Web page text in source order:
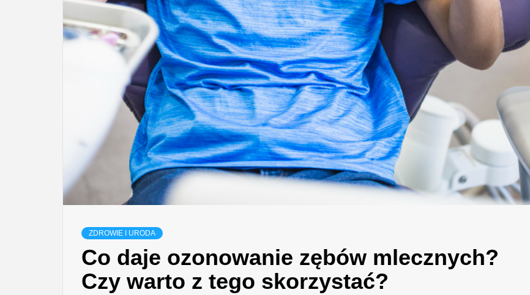
ZDROWIE I URODA
Co daje ozonowanie zębów mlecznych?
Czy warto z tego skorzystać?